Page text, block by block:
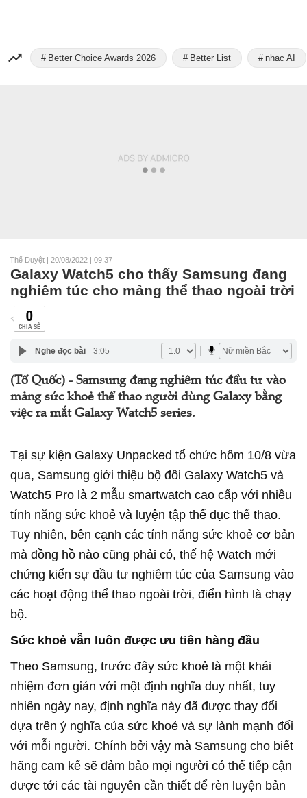
Better Choice Awards 2026 Better List nhạc AI
Thế Duyệt | 20/08/2022 | 09:37
Galaxy Watch5 cho thấy Samsung đang
nghiêm túc cho mảng thể thao ngoài trời
0
CHIA SẺ
Nghe đọc bài 3:05
(Tổ Quốc) - Samsung đang nghiêm túc đầu tư vào
mảng sức khoẻ thể thao người dùng Galaxy bằng
việc ra mắt Galaxy Watch5 series.
Tại sự kiện Galaxy Unpacked tổ chức hôm 10/8 vừa
qua, Samsung giới thiệu bộ đôi Galaxy Watch5 và
Watch5 Pro là 2 mẫu smartwatch cao cấp với nhiều
tính năng sức khoẻ và luyện tập thể dục thể thao.
Tuy nhiên, bên cạnh các tính năng sức khoẻ cơ bản
mà đồng hồ nào cũng phải có, thế hệ Watch mới
chứng kiến sự đầu tư nghiêm túc của Samsung vào
các hoạt động thể thao ngoài trời, điển hình là chạy
bộ.
Sức khoẻ vẫn luôn được ưu tiên hàng đầu
Theo Samsung, trước đây sức khoẻ là một khái
nhiệm đơn giản với một định nghĩa duy nhất, tuy
nhiên ngày nay, định nghĩa này đã được thay đổi
dựa trên ý nghĩa của sức khoẻ và sự lành mạnh đối
với mỗi người. Chính bởi vậy mà Samsung cho biết
hãng cam kế sẽ đảm bảo mọi người có thể tiếp cận
được tới các tài nguyên cần thiết để rèn luyện bản